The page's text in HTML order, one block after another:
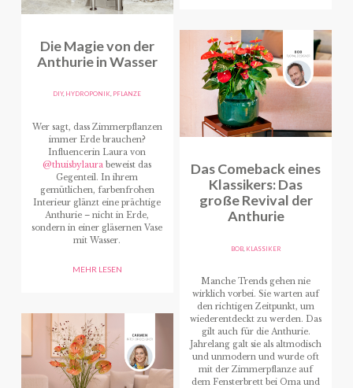
Die Magie von der
Anthurie in Wasser
DIY, HYDROPONIK, PFLANZE
Wer sagt, dass Zimmerpflanzen
immer Erde brauchen?
Influencerin Laura von
@thuisbylaura beweist das
Gegenteil. In ihrem
gemütlichen, farbenfrohen
Interieur glänzt eine prächtige
Anthurie – nicht in Erde,
sondern in einer gläsernen Vase
mit Wasser.
MEHR LESEN
Das Comeback eines
Klassikers: Das
große Revival der
Anthurie
BOB, KLASSIKER
Manche Trends gehen nie
wirklich vorbei. Sie warten auf
den richtigen Zeitpunkt, um
wiederentdeckt zu werden. Das
gilt auch für die Anthurie.
Jahrelang galt sie als altmodisch
und unmodern und wurde oft
mit der Zimmerpflanze auf
dem Fensterbrett bei Oma und